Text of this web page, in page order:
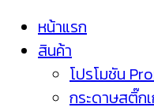
หน้าแรก
สินค้า
โปรโมชัน
กระดาษสติ๊ก